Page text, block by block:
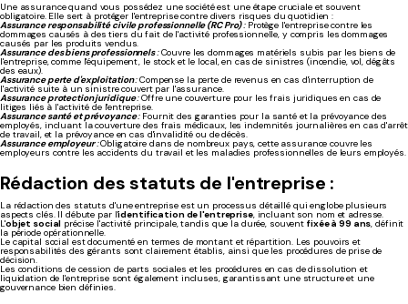
Une assurance quand vous possédez une société est une étape cruciale et souvent
obligatoire. Elle sert à protéger l'entreprise contre divers risques du quotidien :
Assurance responsabilité civile professionnelle (RC Pro): Protège l'entreprise contre les
dommages causés à des tiers du fait de l'activité professionnelle, y compris les dommages
causés par les produits vendus.
Assurance des biens professionnels:Couvre les dommages matériels subis par les biens de
l'entreprise, comme l'équipement, le stock et le local, en cas de sinistres (incendie, vol, dégâts
des eaux).
Assurance perte d'exploitation:Compense la perte de revenus en cas d'interruption de
l'activité suite à un sinistre couvert par l'assurance.
Assurance protection juridique:Offre une couverture pour les frais juridiques en cas de
litiges liés à l'activité de l'entreprise.
Assurance santé et prévoyance:Fournit des garanties pour la santé et la prévoyance des
employés, incluant la couverture des frais médicaux, les indemnités journalières en cas d'arrêt
de travail, et la prévoyance en cas d'invalidité ou de décès.
Assurance employeur:Obligatoire dans de nombreux pays, cette assurance couvre les
employeurs contre les accidents du travail et les maladies professionnelles de leurs employés.
Rédaction des statuts de l'entreprise :
La rédaction des statuts d'une entreprise est un processus détaillé qui englobe plusieurs
aspects clés. Il débute par l'identification de l'entreprise, incluant son nom et adresse.
L'objet social précise l'activité principale, tandis que la durée, souventfixée à 99 ans, définit
la période opérationnelle.
Le capital social est documenté en termes de montant et répartition. Les pouvoirs et
responsabilités des gérants sont clairement établis, ainsi que les procédures de prise de
décision.
Les conditions de cession de parts sociales et les procédures en cas de dissolution et
liquidation de l'entreprise sont également incluses, garantissant une structure et une
gouvernance bien définies.